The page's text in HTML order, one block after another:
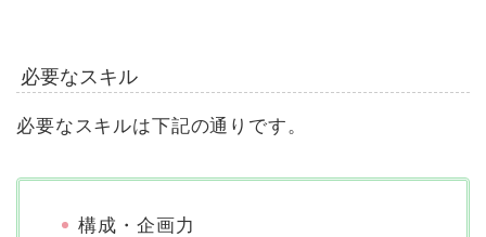
必要なスキル
必要なスキルは下記の通りです。
構成・企画力